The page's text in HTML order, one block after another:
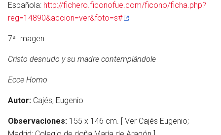
Española: http://fichero.ficonofue.com/ficono/ficha.php?
reg=14890&accion=ver&foto=s#
7ª Imagen
Cristo desnudo y su madre contemplándole
Ecce Homo
Autor: Cajés, Eugenio
Observaciones: 155 x 146 cm. [ Ver Cajés Eugenio;